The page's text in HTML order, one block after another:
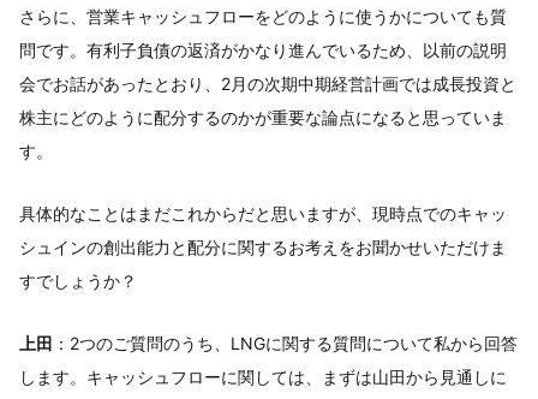
さらに、営業キャッシュフローをどのように使うかについても質
問です。有利子負債の返済がかなり進んでいるため、以前の説明
会でお話があったとおり、2月の次期中期経営計画では成長投資と
株主にどのように配分するのかが重要な論点になると思っていま
す。
具体的なことはまだこれからだと思いますが、現時点でのキャッ
シュインの創出能力と配分に関するお考えをお聞かせいただけま
すでしょうか？
上田 ：2つのご質問のうち、LNGに関する質問について私から回答
します。キャッシュフローに関しては、まずは山田から見通しに